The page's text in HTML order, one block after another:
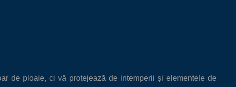
de ploaie, ci vă protejează de intemperii și elementele de